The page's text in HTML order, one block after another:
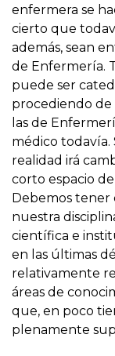
enfermera se
cierto que
además, sean
de Enfermería.
puede ser
procediendo de
las de
médico todavía.
realidad irá
corto espacio
Debemos
nuestra
científica e
en las últimas
relativamente
áreas de
que, en poco
plenamente